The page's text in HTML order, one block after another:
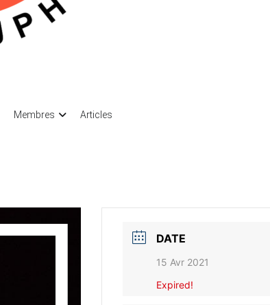
Membres Articles
DATE
15 Avr 2021
Expired!